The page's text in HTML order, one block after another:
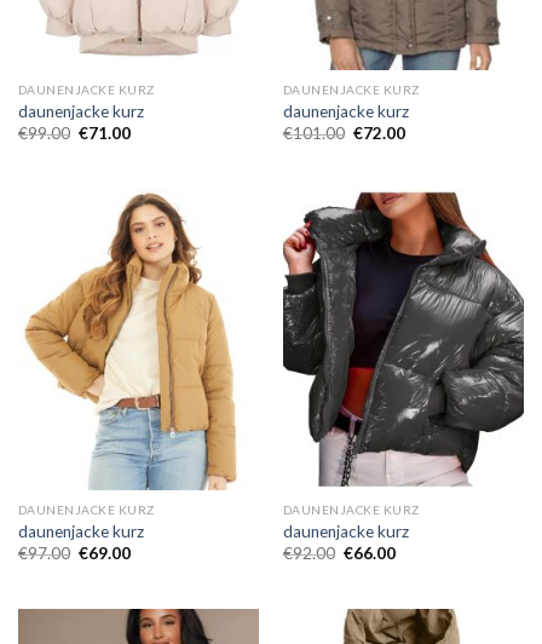
DAUNENJACKE KURZ
daunenjacke kurz
€99.00 €71.00
DAUNENJACKE KURZ
daunenjacke kurz
€101.00 €72.00
DAUNENJACKE KURZ
daunenjacke kurz
€97.00 €69.00
DAUNENJACKE KURZ
daunenjacke kurz
€92.00 €66.00